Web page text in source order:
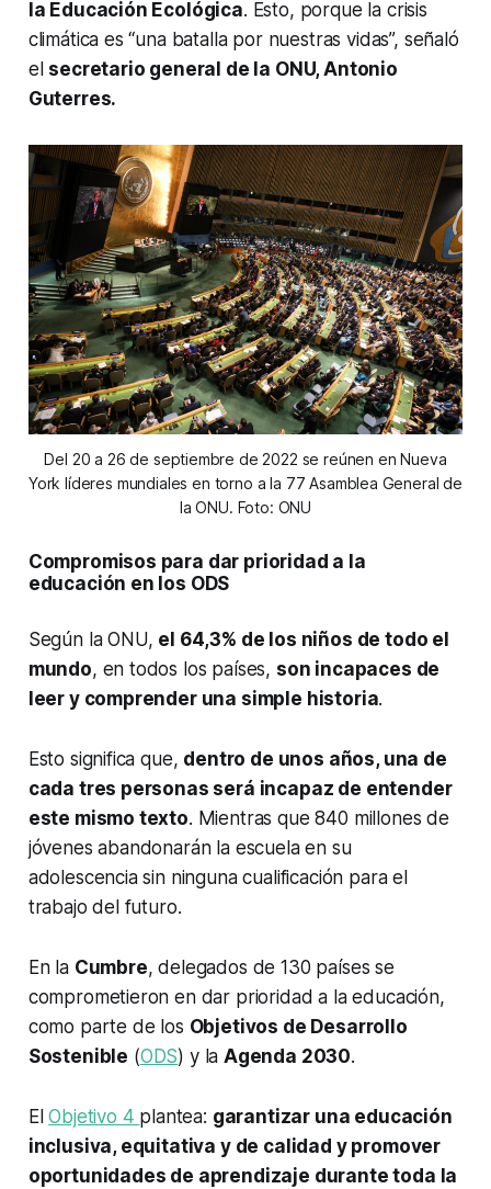
la Educación Ecológica. Esto, porque la crisis
climática es “una batalla por nuestras vidas”, señaló
el secretario general de la ONU, Antonio
Guterres.
Del 20 a 26 de septiembre de 2022 se reúnen en Nueva
York líderes mundiales en torno a la 77 Asamblea General de
la ONU. Foto: ONU
Compromisos para dar prioridad a la
educación en los ODS
Según la ONU, el 64,3% de los niños de todo el
mundo, en todos los países, son incapaces de
leer y comprender una simple historia.
Esto significa que, dentro de unos años, una de
cada tres personas será incapaz de entender
este mismo texto. Mientras que 840 millones de
jóvenes abandonarán la escuela en su
adolescencia sin ninguna cualificación para el
trabajo del futuro.
En la Cumbre, delegados de 130 países se
comprometieron en dar prioridad a la educación,
como parte de los Objetivos de Desarrollo
Sostenible (ODS) y la Agenda 2030.
ElObjetivo 4 plantea: garantizar una educación
inclusiva, equitativa y de calidad y promover
oportunidades de aprendizaje durante toda la